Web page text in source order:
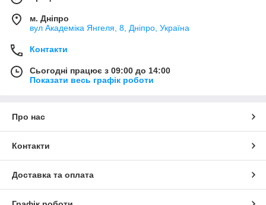
м. Дніпро
вул Академіка Янгеля, 8, Дніпро, Україна
Контакти
Сьогодні працює з 09:00 до 14:00
Показати весь графік роботи
Про нас
Контакти
Доставка та оплата